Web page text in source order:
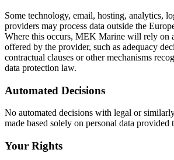
Some technology, email, hosting, analytics,
providers may process data outside the
Where this occurs, MEK Marine will rely on
offered by the provider, such as adequacy
contractual clauses or other mechanisms
data protection law.
Automated Decisions
No automated decisions with legal or
made based solely on personal data provided
Your Rights